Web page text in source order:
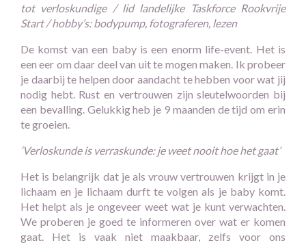
tot verloskundige / lid landelijke Taskforce Rookvrije
Start / hobby’s: bodypump, fotograferen, lezen
De komst van een baby is een enorm life-event. Het is
een eer om daar deel van uit te mogen maken. Ik probeer
je daarbij te helpen door aandacht te hebben voor wat jij
nodig hebt. Rust en vertrouwen zijn sleutelwoorden bij
een bevalling. Gelukkig heb je 9 maanden de tijd om erin
te groeien.
‘Verloskunde is verraskunde: je weet nooit hoe het gaat’
Het is belangrijk dat je als vrouw vertrouwen krijgt in je
lichaam en je lichaam durft te volgen als je baby komt.
Het helpt als je ongeveer weet wat je kunt verwachten.
We proberen je goed te informeren over wat er komen
gaat. Het is vaak niet maakbaar, zelfs voor ons